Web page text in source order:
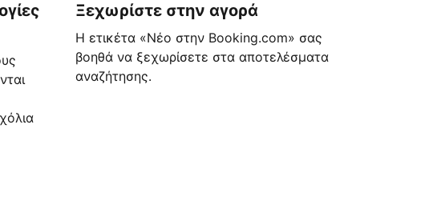
Ξεχωρίστε στην αγορά
Η ετικέτα «Νέο στην Booking.com» σας
βοηθά να ξεχωρίσετε στα αποτελέσματα
αναζήτησης.